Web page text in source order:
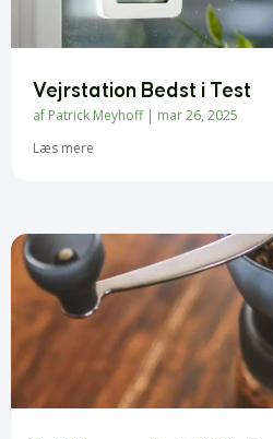
Vejrstation Bedst i Test
af Patrick Meyhoff| mar 26, 2025
Læs mere